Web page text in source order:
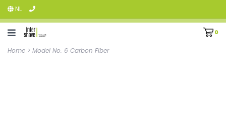
NL
0
Home > Model No. 6 Carbon Fiber